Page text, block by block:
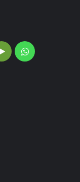
GoogleWhatsApp